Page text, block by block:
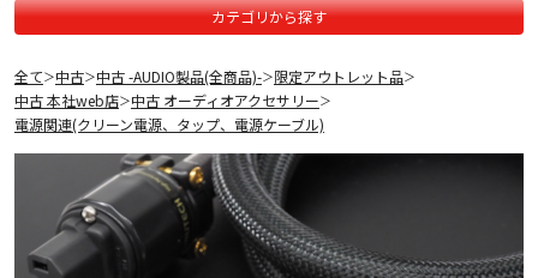
カテゴリから探す
全て＞中古＞中古 -AUDIO製品(全商品)-＞限定アウトレット品＞
中古 本社web店＞中古 オーディオアクセサリー＞
電源関連(クリーン電源、タップ、電源ケーブル)